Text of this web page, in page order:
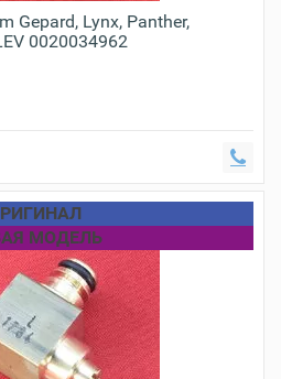
Gepard, Lynx, Panther,
0020034962
МОДЕЛЬ